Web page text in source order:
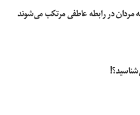
مردان در رابطه عاطفی مرتکب می‌شوند